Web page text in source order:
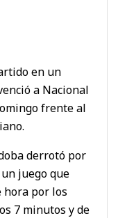
en un
a Nacional
frente al
derrotó por
juego que
hora por los
7 minutos y de